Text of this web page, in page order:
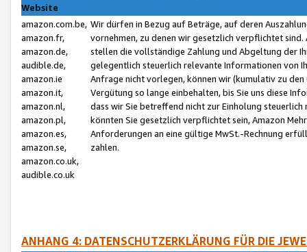
Website
amazon.com.be,
amazon.fr,
amazon.de,
audible.de,
amazon.ie
amazon.it,
amazon.nl,
amazon.pl,
amazon.es,
amazon.se,
amazon.co.uk,
audible.co.uk
Wir dürfen in Bezug auf Beträge, auf deren
vornehmen, zu denen wir gesetzlich verpflichtet
stellen die vollständige Zahlung und Abgeltung der
gelegentlich steuerlich relevante Informationen von
Anfrage nicht vorlegen, können wir (kumulativ zu
Vergütung so lange einbehalten, bis Sie uns diese
dass wir Sie betreffend nicht zur Einholung
könnten Sie gesetzlich verpflichtet sein, Amazon
Anforderungen an eine gültige MwSt.-Rechnung
zahlen.
ANHANG 4: DATENSCHUTZERKLÄRUNG FÜR DIE